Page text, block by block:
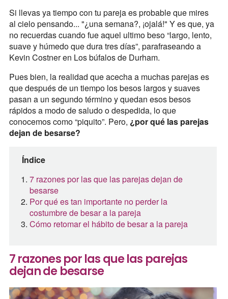
Si llevas ya tiempo con tu pareja es probable que mires
al cielo pensando... "¿una semana?, ¡ojalá!" Y es que, ya
no recuerdas cuando fue aquel ultimo beso “largo, lento,
suave y húmedo que dura tres días”, parafraseando a
Kevin Costner en Los búfalos de Durham.
Pues bien, la realidad que acecha a muchas parejas es
que después de un tiempo los besos largos y suaves
pasan a un segundo término y quedan esos besos
rápidos a modo de saludo o despedida, lo que
conocemos como “piquito”. Pero, ¿por qué las parejas
dejan de besarse?
Índice
7 razones por las que las parejas dejan de
besarse
Por qué es tan importante no perder la
costumbre de besar a la pareja
Cómo retomar el hábito de besar a la pareja
7 razones por las que las parejas
dejan de besarse